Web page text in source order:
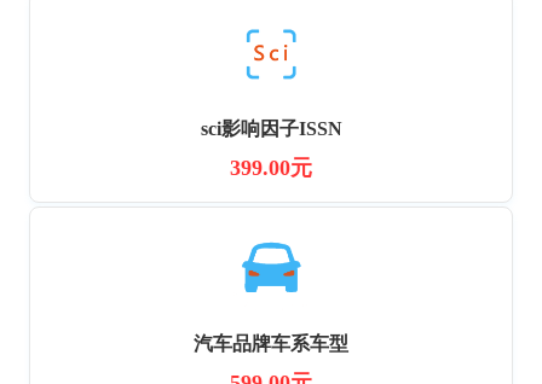
sci影响因子ISSN
399.00元
汽车品牌车系车型